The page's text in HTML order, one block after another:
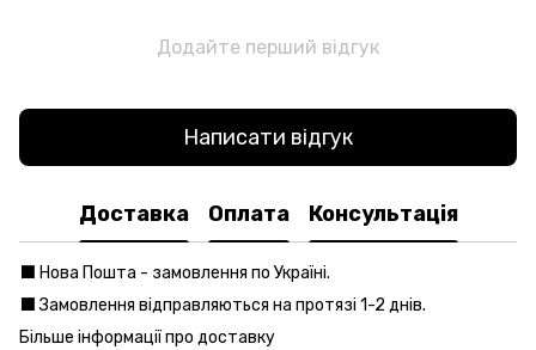
Додайте перший відгук
Написати відгук
Доставка Оплата Консультація
⬛️ Нова Пошта - замовлення по Україні.
⬛️ Замовлення відправляються на протязі 1-2 днів.
Більше інформації про доставку